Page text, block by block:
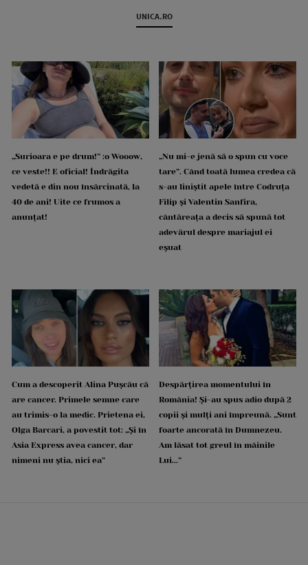
UNICA.RO
„Surioara e pe drum!” :o Wooow,
ce veste!! E oficial! Îndrăgita
vedetă e din nou însărcinată, la
40 de ani! Uite ce frumos a
anunțat!
„Nu mi-e jenă să o spun cu voce
tare”. Când toată lumea credea că
s-au liniștit apele între Codruța
Filip și Valentin Sanfira,
cântăreața a decis să spună tot
adevărul despre mariajul ei
eșuat
Cum a descoperit Alina Pușcău că
are cancer. Primele semne care
au trimis-o la medic. Prietena ei,
Olga Barcari, a povestit tot: „Și în
Asia Express avea cancer, dar
nimeni nu știa, nici ea”
Despărțirea momentului în
România! Și-au spus adio după 2
copii și mulți ani împreună. „Sunt
foarte ancorată în Dumnezeu.
Am lăsat tot greul în mâinile
Lui...”